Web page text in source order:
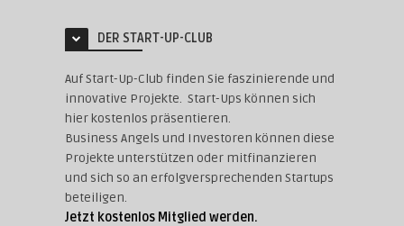
DER START-UP-CLUB
Auf Start-Up-Club finden Sie faszinierende und
innovative Projekte. Start-Ups können sich
hier kostenlos präsentieren.
Business Angels und Investoren können diese
Projekte unterstützen oder mitfinanzieren
und sich so an erfolgversprechenden Startups
beteiligen.
Jetzt kostenlos Mitglied werden.